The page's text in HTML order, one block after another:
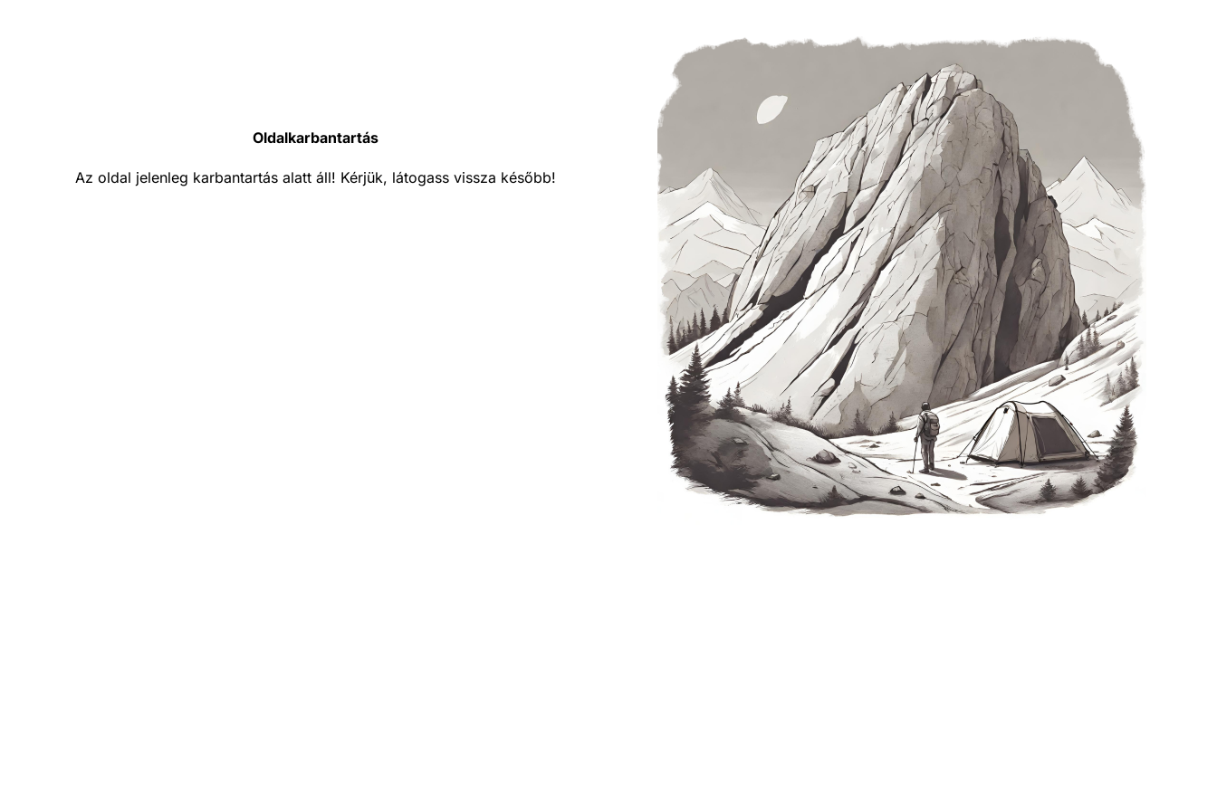
Oldalkarbantartás
Az oldal jelenleg karbantartás alatt áll! Kérjük, látogass vissza később!